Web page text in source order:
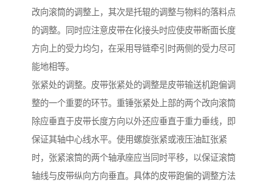
改向滚筒的调整上，其次是托辊的调整与物料的落料点
的调整。同时应注意皮带在化接头时应使皮带断面长度
方向上的受力均匀，在采用导链牵引时两侧的受力尽可
能地相等。
张紧处的调整。皮带张紧处的调整是皮带输送机跑偏调
整的一个重要的环节。重锤张紧处上部的两个改向滚筒
除应垂直于皮带长度方向以外还应垂直于重力垂线，即
保证其轴中心线水平。使用螺旋张紧或液压油缸张紧
时，张紧滚筒的两个轴承座应当同时平移，以保证滚筒
轴线与皮带纵向方向垂直。具体的皮带跑偏的调整方法